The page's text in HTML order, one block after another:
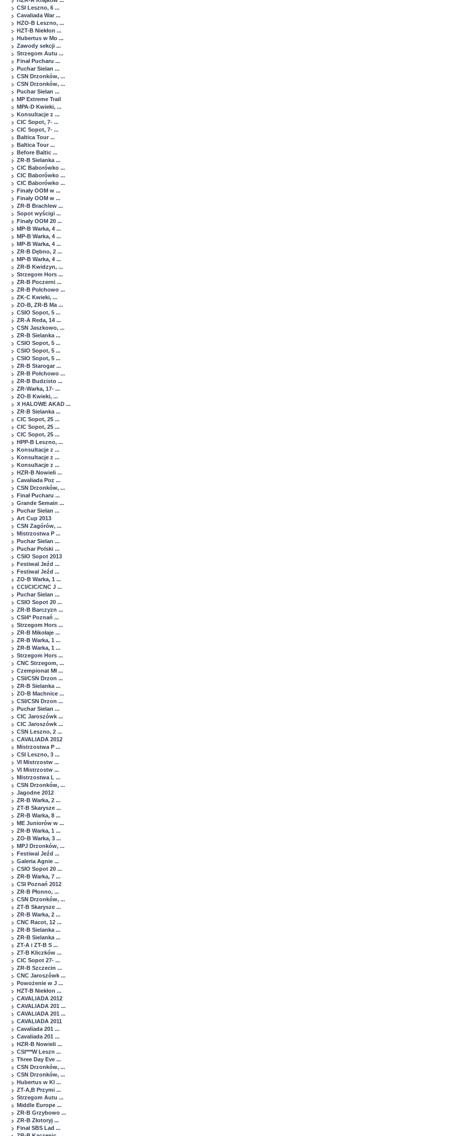
CSI Leszno, 6 ...
Cavaliada War ...
HZO-B Leszno, ...
HZT-B Niekłon ...
Hubertus w Mo ...
Zawody sekcji ...
Strzegom Autu ...
Finał Pucharu ...
Puchar Sielan ...
CSN Drzonków, ...
CSN Drzonków, ...
Puchar Sielan ...
MP Extreme Trail
MPA-D Kwieki, ...
Konsultacje z ...
CIC Sopot, 7- ...
CIC Sopot, 7- ...
Baltica Tour ...
Baltica Tour ...
Before Baltic ...
ZR-B Sielanka ...
CIC Baborówko ...
CIC Baborówko ...
CIC Baborówko ...
Finały OOM w ...
Finały OOM w ...
ZR-B Brachlew ...
Sopot wyścigi ...
Finały OOM 20 ...
MP-B Warka, 4 ...
MP-B Warka, 4 ...
MP-B Warka, 4 ...
ZR-B Dębno, 2 ...
MP-B Warka, 4 ...
ZR-B Kwidzyn, ...
Strzegom Hors ...
ZR-B Poczerni ...
ZR-B Połchowo ...
ZK-C Kwieki, ...
ZO-B, ZR-B Ma ...
CSIO Sopot, 5 ...
ZR-A Reda, 14 ...
CSN Jaszkowo, ...
ZR-B Sielanka ...
CSIO Sopot, 5 ...
CSIO Sopot, 5 ...
CSIO Sopot, 5 ...
ZR-B Starogar ...
ZR-B Połchowo ...
ZR-B Budzisto ...
ZR-Warka, 17- ...
ZO-B Kwieki, ...
X HALOWE AKAD ...
ZR-B Sielanka ...
CIC Sopot, 25 ...
CIC Sopot, 25 ...
CIC Sopot, 25 ...
HPP-B Leszno, ...
Konsultacje z ...
Konsultacje z ...
Konsultacje z ...
HZR-B Nowieli ...
Cavaliada Poz ...
CSN Drzonków, ...
Finał Pucharu ...
Grande Semain ...
Puchar Sielan ...
Art Cup 2013
CSN Zagórów, ...
Mistrzostwa P ...
Puchar Sielan ...
Puchar Polski ...
CSIO Sopot 2013
Festiwal Jeźd ...
Festiwal Jeźd ...
ZO-B Warka, 1 ...
CCI/CIC/CNC J ...
Puchar Sielan ...
CSIO Sopot 20 ...
ZR-B Barczyzn ...
CSI4* Poznań ...
Strzegom Hors ...
ZR-B Mikołaje ...
ZR-B Warka, 1 ...
ZR-B Warka, 1 ...
Strzegom Hors ...
CNC Strzegom, ...
Czempionat Mł ...
CSI/CSN Drzon ...
ZR-B Sielanka ...
ZO-B Machnice ...
CSI/CSN Drzon ...
Puchar Sielan ...
CIC Jaroszówk ...
CIC Jaroszówk ...
CSN Leszno, 2 ...
CAVALIADA 2012
Mistrzostwa P ...
CSI Leszno, 3 ...
VI Mistrzostw ...
VI Mistrzostw ...
Mistrzostwa L ...
CSN Drzonków, ...
Jagodne 2012
ZR-B Warka, 2 ...
ZT-B Skarysze ...
ZR-B Warka, 8 ...
ME Juniorów w ...
ZR-B Warka, 1 ...
ZO-B Warka, 3 ...
MPJ Drzonków, ...
Festiwal Jeźd ...
Galeria Agnie ...
CSIO Sopot 20 ...
ZR-B Warka, 7 ...
CSI Poznań 2012
ZR-B Płonno, ...
CSN Drzonków, ...
ZT-B Skarysze ...
ZR-B Warka, 2 ...
CNC Racot, 12 ...
ZR-B Sielanka ...
ZR-B Sielanka ...
ZT-A i ZT-B S ...
ZT-B Kliczków ...
CIC Sopot 27- ...
ZR-B Szczecin ...
CNC Jaroszówk ...
Powożenie w J ...
HZT-B Niekłon ...
CAVALIADA 2012
CAVALIADA 201 ...
CAVALIADA 201 ...
CAVALIADA 2011
Cavaliada 201 ...
Cavaliada 201 ...
HZR-B Nowieli ...
CSI***W Leszn ...
Three Day Eve ...
CSN Drzonków, ...
CSN Drzonków, ...
Hubertus w Kl ...
ZT-A,B Przymi ...
Strzegom Autu ...
Middle Europe ...
ZR-B Grzybowo ...
ZR-B Złotoryj ...
Finał SBS Lad ...